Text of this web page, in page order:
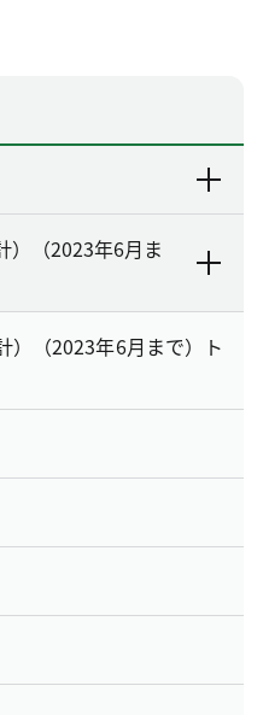
）（2023年6月ま
）（2023年6月まで）ト